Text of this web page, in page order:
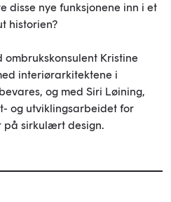
disse nye funksjonene inn i et
historien?
Kristine
interiørarkitektene i
og med Siri Løining,
og utviklingsarbeidet for
på sirkulært design.